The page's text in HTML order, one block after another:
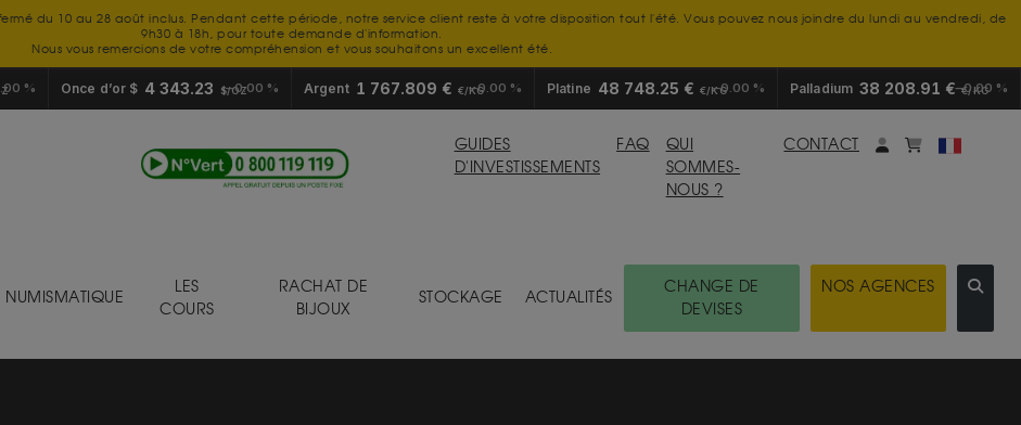
du 10 au 28 août inclus. Pendant cette période, notre service client reste à votre disposition tout l'été. Vous pouvez nous joindre du lundi au vendredi, de
9h30 à 18h, pour toute demande d'information.
Nous vous remercions de votre compréhension et vous souhaitons un excellent été.
% Once d’or $ 4 343.23 $/OZ0.00 % Argent 1 767.809 € €/KG0.00 % Platine 48 748.25 € €/KG0.00 % Palladium 38 208.91 €€/KG
0.00 %
GUIDES
D'INVESTISSEMENTS
FAQ
QUI
SOMMES-
NOUS ?
CONTACT Mon compte
monpanier
NUMISMATIQUE
LES
COURS
RACHAT DE
BIJOUX
STOCKAGE ACTUALITÉS
CHANGE DE
DEVISES
NOS AGENCES